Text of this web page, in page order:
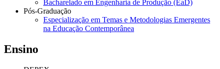
Bacharelado em Engenharia de Produção (EaD)
Pós-Graduação
Especialização em Temas e Metodologias Emergentes
na Educação Contemporânea
Ensino